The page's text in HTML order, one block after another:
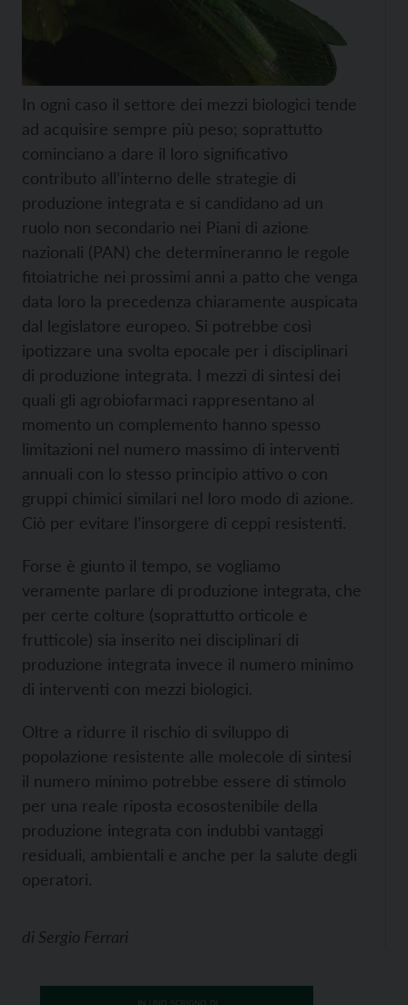
In ogni caso il settore dei mezzi biologici tende
ad acquisire sempre più peso; soprattutto
cominciano a dare il loro significativo
contributo all’interno delle strategie di
produzione integrata e si candidano ad un
ruolo non secondario nei Piani di azione
nazionali (PAN) che determineranno le regole
fitoiatriche nei prossimi anni a patto che venga
data loro la precedenza chiaramente auspicata
dal legislatore europeo. Si potrebbe così
ipotizzare una svolta epocale per i disciplinari
di produzione integrata. I mezzi di sintesi dei
quali gli agrobiofarmaci rappresentano al
momento un complemento hanno spesso
limitazioni nel numero massimo di interventi
annuali con lo stesso principio attivo o con
gruppi chimici similari nel loro modo di azione.
Ciò per evitare l’insorgere di ceppi resistenti.
Forse è giunto il tempo, se vogliamo
veramente parlare di produzione integrata, che
per certe colture (soprattutto orticole e
frutticole) sia inserito nei disciplinari di
produzione integrata invece il numero minimo
di interventi con mezzi biologici.
Oltre a ridurre il rischio di sviluppo di
popolazione resistente alle molecole di sintesi
il numero minimo potrebbe essere di stimolo
per una reale riposta ecosostenibile della
produzione integrata con indubbi vantaggi
residuali, ambientali e anche per la salute degli
operatori.
di Sergio Ferrari